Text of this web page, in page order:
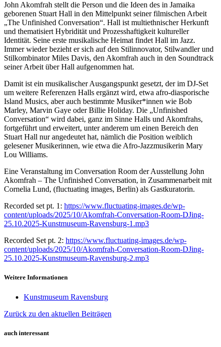
John Akomfrah stellt die Person und die Ideen des in Jamaika
geborenen Stuart Hall in den Mittelpunkt seiner filmischen Arbeit
„The Unfinished Conversation“. Hall ist multiethnischer Herkunft
und thematisiert Hybridität und Prozesshaftigkeit kultureller
Identität. Seine erste musikalische Heimat findet Hall im Jazz.
Immer wieder bezieht er sich auf den Stilinnovator, Stilwandler und
Stilkombinator Miles Davis, den Akomfrah auch in den Soundtrack
seiner Arbeit über Hall aufgenommen hat.
Damit ist ein musikalischer Ausgangspunkt gesetzt, der im DJ-Set
um weitere Referenzen Halls ergänzt wird, etwa afro-diasporische
Island Musics, aber auch bestimmte Musiker*innen wie Bob
Marley, Marvin Gaye oder Billie Holiday. Die „Unfinished
Conversation“ wird dabei, ganz im Sinne Halls und Akomfrahs,
fortgeführt und erweitert, unter anderem um einen Bereich den
Stuart Hall nur angedeutet hat, nämlich die Position weiblich
gelesener Musikerinnen, wie etwa die Afro-Jazzmusikerin Mary
Lou Williams.
Eine Veranstaltung im Conversation Room der Ausstellung John
Akomfrah – The Unfinished Conversation, in Zusammenarbeit mit
Cornelia Lund, (fluctuating images, Berlin) als Gastkuratorin.
Recorded set pt. 1: https://www.fluctuating-images.de/wp-
content/uploads/2025/10/Akomfrah-Conversation-Room-DJing-
25.10.2025-Kunstmuseum-Ravensburg-1.mp3
Recorded Set pt. 2: https://www.fluctuating-images.de/wp-
content/uploads/2025/10/Akomfrah-Conversation-Room-DJing-
25.10.2025-Kunstmuseum-Ravensburg-2.mp3
Weitere Informationen
Kunstmuseum Ravensburg
Zurück zu den aktuellen Beiträgen
auch interessant